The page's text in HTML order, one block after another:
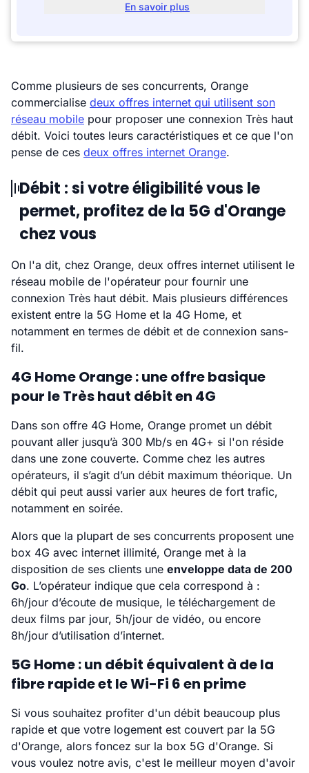
En savoir plus
Comme plusieurs de ses concurrents, Orange
commercialise deux offres internet qui utilisent son
réseau mobile pour proposer une connexion Très haut
débit. Voici toutes leurs caractéristiques et ce que l'on
pense de ces deux offres internet Orange.
Débit : si votre éligibilité vous le
permet, profitez de la 5G d'Orange
chez vous
On l'a dit, chez Orange, deux offres internet utilisent le
réseau mobile de l'opérateur pour fournir une
connexion Très haut débit. Mais plusieurs différences
existent entre la 5G Home et la 4G Home, et
notamment en termes de débit et de connexion sans-
fil.
4G Home Orange : une offre basique
pour le Très haut débit en 4G
Dans son offre 4G Home, Orange promet un débit
pouvant aller jusqu’à 300 Mb/s en 4G+ si l'on réside
dans une zone couverte. Comme chez les autres
opérateurs, il s’agit d’un débit maximum théorique. Un
débit qui peut aussi varier aux heures de fort trafic,
notamment en soirée.
Alors que la plupart de ses concurrents proposent une
box 4G avec internet illimité, Orange met à la
disposition de ses clients une enveloppe data de 200
Go. L’opérateur indique que cela correspond à :
6h/jour d’écoute de musique, le téléchargement de
deux films par jour, 5h/jour de vidéo, ou encore
8h/jour d’utilisation d’internet.
5G Home : un débit équivalent à de la
fibre rapide et le Wi-Fi 6 en prime
Si vous souhaitez profiter d'un débit beaucoup plus
rapide et que votre logement est couvert par la 5G
d'Orange, alors foncez sur la box 5G d'Orange. Si
vous voulez notre avis, c'est le meilleur moyen d'avoir